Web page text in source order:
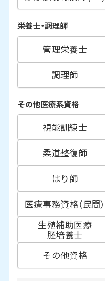
栄養士・調理師
管理栄養士
調理師
その他医療系資格
視能訓練士
柔道整復師
はり師
医療事務資格（民間）
生殖補助医療
胚培養士
その他資格